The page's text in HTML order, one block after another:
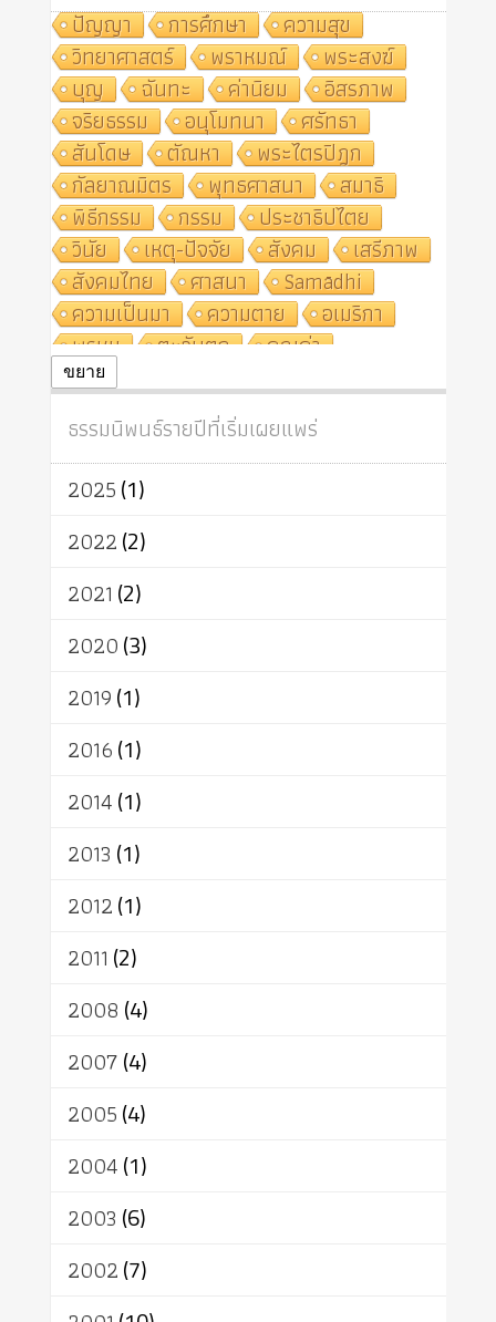
ปัญญา การศึกษา
ความสุข
วิทยาศาสตร์
พราหมณ์
พระสงฆ์
บุญ
ฉันทะ ค่านิยม
อิสรภาพ
จริยธรรม
อนุโมทนา
ศรัทธา
สันโดษ
ตัณหา
พระไตรปิฎก
กัลยาณมิตร
พุทธศาสนา
สมาธิ
พิธีกรรม
กรรม
ประชาธิปไตย
วินัย
เหตุ-ปัจจัย สังคม
เสรีภาพ
สังคมไทย
ศาสนา
Samādhi
ความเป็นมา
ความตาย
อเมริกา
พรหม
ตะวันตก
คุณค่า
ปฏิจจสมุปบาท
ศาสนาประจำชาติ
อินเดีย
ผู้บริโภค
ธรรมาธิปไตย
จักร
การแยกรัฐกับศาสนา
ธรรมชาติ
เทคโนโลยี
สิทธิ
พุทธบริษัท
อัตถะ
เทวดา
ขยาย
ธรรมนิพนธ์รายปีที่เริ่มเผยแพร่
2025(1)
2022(2)
2021 (2)
2020(3)
2019(1)
2016(1)
2014(1)
2013 (1)
2012(1)
2011 (2)
2008 (4)
2007(4)
2005(4)
2004(1)
2003 (6)
2002(7)